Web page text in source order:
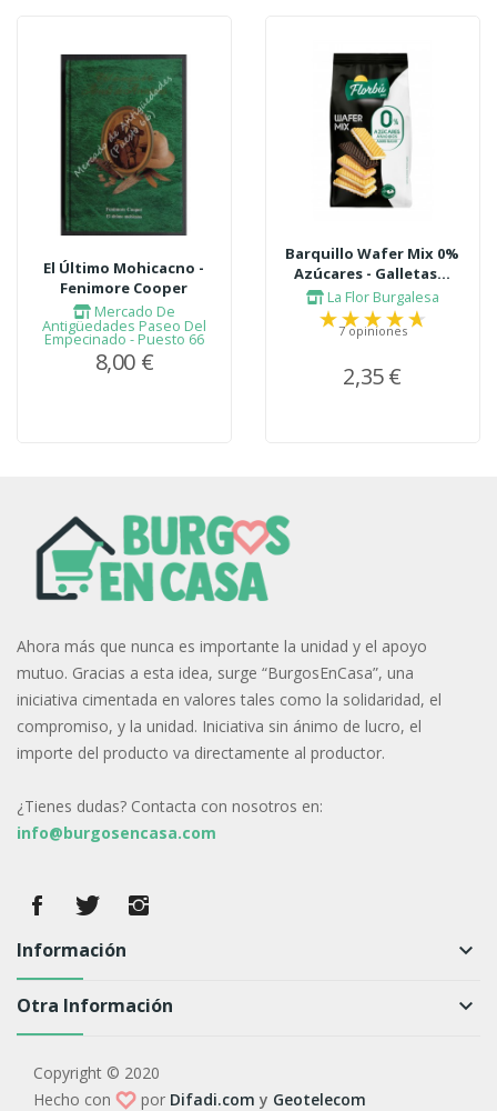
El Último Mohicacno -
Fenimore Cooper
Mercado De
Antigüedades Paseo Del
Empecinado - Puesto 66
8,00 €
Barquillo Wafer Mix 0%
Azúcares - Galletas...
La Flor Burgalesa
7 opiniones
2,35 €
Ahora más que nunca es importante la unidad y el apoyo
mutuo. Gracias a esta idea, surge “BurgosEnCasa”, una
iniciativa cimentada en valores tales como la solidaridad, el
compromiso, y la unidad. Iniciativa sin ánimo de lucro, el
importe del producto va directamente al productor.
¿Tienes dudas? Contacta con nosotros en:
info@burgosencasa.com
Información keyboard_arrow_down
Otra Información keyboard_arrow_down
Copyright © 2020
Hecho con
por Difadi.com y Geotelecom